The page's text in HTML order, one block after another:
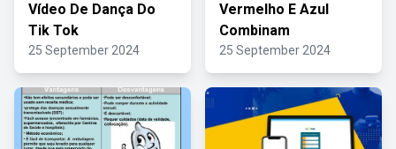
Vídeo De Dança Do
Tik Tok
25 September 2024
Vermelho E Azul
Combinam
25 September 2024